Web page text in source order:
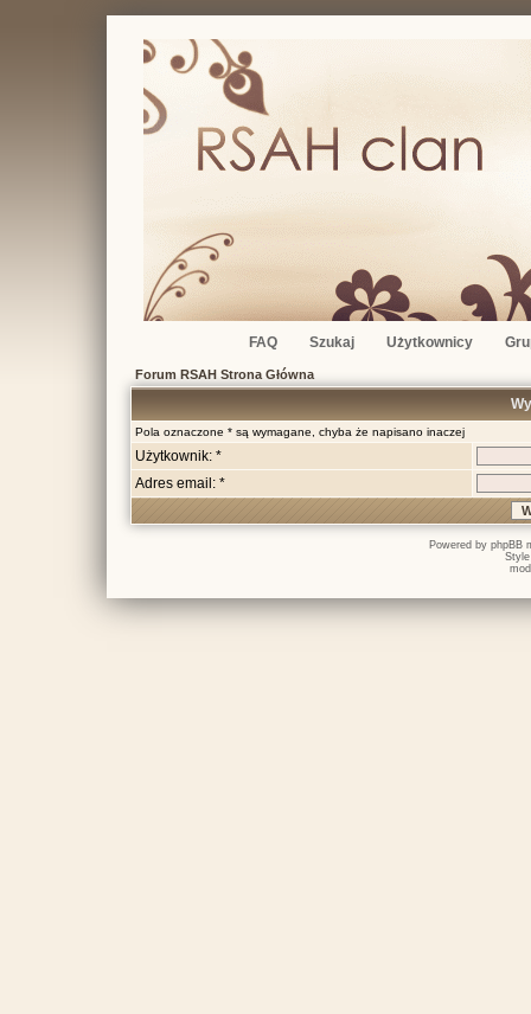
FAQ Szukaj Użytkownicy
Forum RSAH Strona Główna
Pola oznaczone * są wymagane, chyba że napisano inaczej
Użytkownik: *
Adres email: *
Powered by phpBB